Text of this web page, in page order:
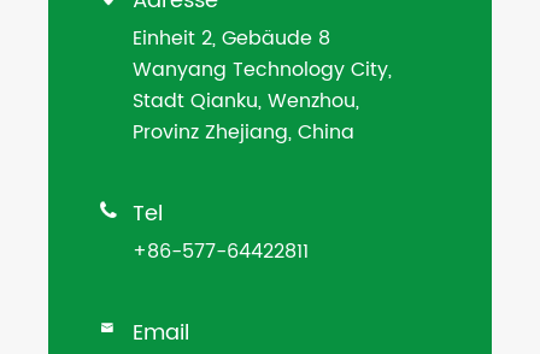
Einheit 2, Gebäude 8
Wanyang Technology City,
Stadt Qianku, Wenzhou,
Provinz Zhejiang, China
 Tel
+86-577-64422811
 Email